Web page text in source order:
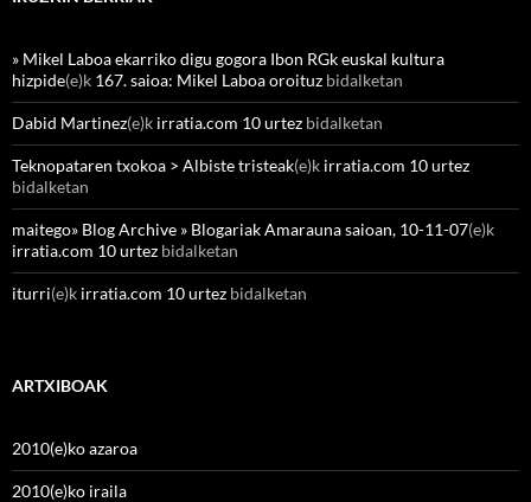
» Mikel Laboa ekarriko digu gogora Ibon RGk euskal kultura
hizpide(e)k 167. saioa: Mikel Laboa oroituz bidalketan
Dabid Martinez(e)k irratia.com 10 urtez bidalketan
Teknopataren txokoa > Albiste tristeak(e)k irratia.com 10 urtez
bidalketan
maitego» Blog Archive » Blogariak Amarauna saioan, 10-11-07(e)k
irratia.com 10 urtez bidalketan
iturri(e)k irratia.com 10 urtez bidalketan
ARTXIBOAK
2010(e)ko azaroa
2010(e)ko iraila